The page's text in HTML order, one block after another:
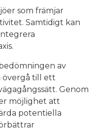
som främjar
Samtidigt kan
av
övergå till ett
Genom
möjlighet att
potentiella